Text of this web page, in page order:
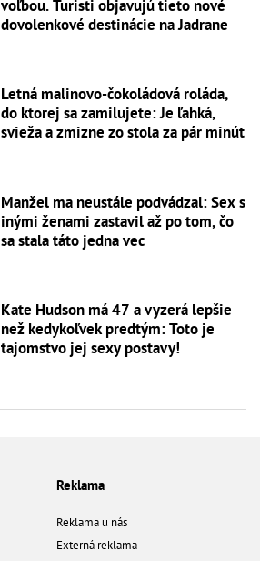
voľbou. Turisti objavujú tieto nové
dovolenkové destinácie na Jadrane
Letná malinovo-čokoládová roláda,
do ktorej sa zamilujete: Je ľahká,
svieža a zmizne zo stola za pár minút
Manžel ma neustále podvádzal: Sex s
inými ženami zastavil až po tom, čo
sa stala táto jedna vec
Kate Hudson má 47 a vyzerá lepšie
než kedykoľvek predtým: Toto je
tajomstvo jej sexy postavy!
Reklama
Reklama u nás
Externá reklama